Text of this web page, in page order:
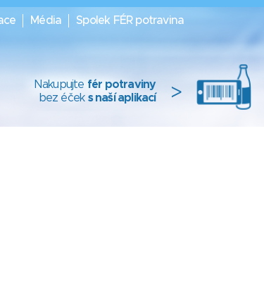
Média Spolek FÉR potravina
Nakupujte fér potraviny
bez éček s naší aplikací >